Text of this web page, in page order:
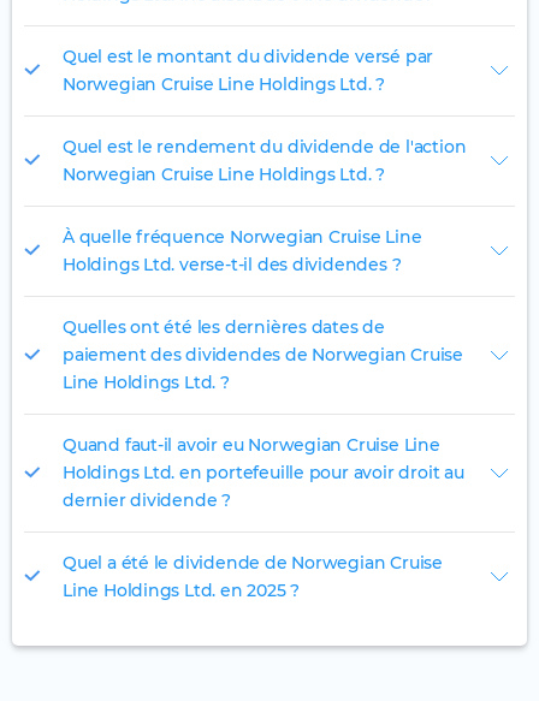
Quel est le montant du dividende versé par
Norwegian Cruise Line Holdings Ltd. ?
Quel est le rendement du dividende de l'action
Norwegian Cruise Line Holdings Ltd. ?
À quelle fréquence Norwegian Cruise Line
Holdings Ltd. verse-t-il des dividendes ?
Quelles ont été les dernières dates de
paiement des dividendes de Norwegian Cruise
Line Holdings Ltd. ?
Quand faut-il avoir eu Norwegian Cruise Line
Holdings Ltd. en portefeuille pour avoir droit au
dernier dividende ?
Quel a été le dividende de Norwegian Cruise
Line Holdings Ltd. en 2025 ?